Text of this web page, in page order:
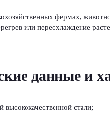
фермах,
или переохлаждение
данные и
высококачественной стали;